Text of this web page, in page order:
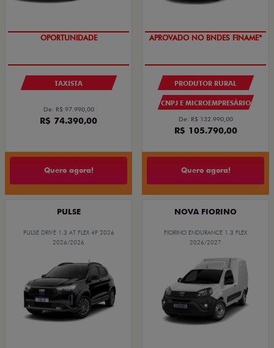
OPORTUNIDADE
TAXISTA
De: R$ 97.990,00
R$ 74.390,00
Quero agora!
APROVADO NO BNDES FINAME*
PRODUTOR RURAL
CNPJ E MICROEMPRESÁRIO
De: R$ 132.990,00
R$ 105.790,00
Quero agora!
PULSE
PULSE DRIVE 1.3 AT FLEX 4P 2026
2026/2026
NOVA FIORINO
FIORINO ENDURANCE 1.3 FLEX
2026/2027